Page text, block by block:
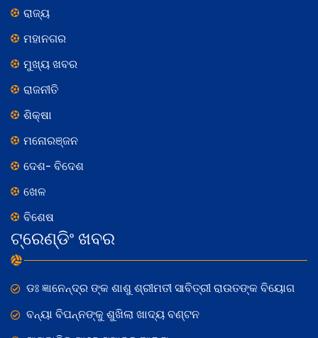
ରାଜ୍ୟ
ମହାନଗର
ମୁଖ୍ୟ ଖବର
ରାଜନୀତି
ଶିକ୍ଷା
ମନୋରଞ୍ଜନ
ଦେଶ- ବିଦେଶ
ଖେଳ
ବିଶେଷ
ଟ୍ରେଣ୍ଡିଂ ଖବର
ଡଃ ଜ୍ଞାନେନ୍ଦ୍ର ଙ୍କ ଶାଶୁ ଶ୍ରୀମତୀ ସାବିତ୍ରୀ ରାଉତଙ୍କ ବିୟୋଗ
ବନ୍ୟା ବିପନ୍ନଙ୍କୁ ଶୁଖିଲା ଖାଦ୍ୟ ବଣ୍ଟନ